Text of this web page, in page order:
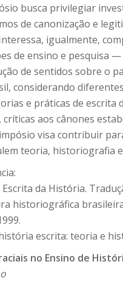
busca privilegiar
de canonização e
igualmente,
de ensino e pesquisa
de sentidos sobre o
considerando
e práticas de
aos cânones
visa contribuir
teoria, historiografia
Escrita da História.
historiográfica
escrita: teoria e
no Ensino de